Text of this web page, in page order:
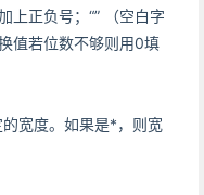
上正负号；“” （空白字
值若位数不够则用0填
宽度。如果是*，则宽